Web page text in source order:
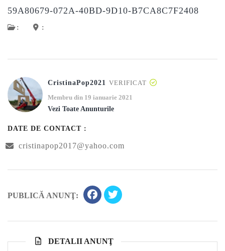
59A80679-072A-40BD-9D10-B7CA8C7F2408
: :
CristinaPop2021 VERIFICAT
Membru din 19 ianuarie 2021
Vezi Toate Anunturile
DATE DE CONTACT :
cristinapop2017@yahoo.com
PUBLICĂ ANUNŢ:
DETALII ANUNŢ